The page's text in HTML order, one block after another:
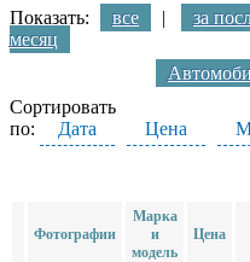
Показать: все | за
месяц
Сортировать
по:
Дата Цена
Фотографии
Марка
и
модель
Цена